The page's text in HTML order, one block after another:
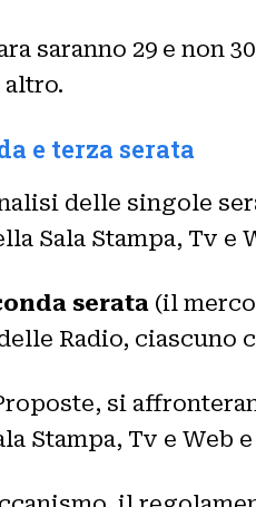
saranno 29 e non
e terza serata
delle singole
Sala Stampa, Tv e
serata (il
Radio, ciascuno
si
Stampa, Tv e